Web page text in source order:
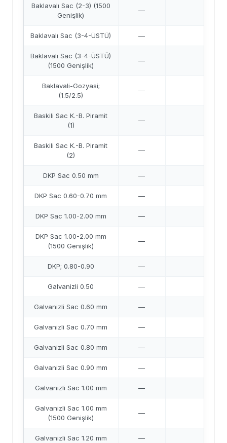
Baklavalı Sac (2-3) (1500
Genişlik)
—
Baklavalı Sac (3-4-ÜSTÜ) —
Baklavalı Sac (3-4-ÜSTÜ)
(1500 Genişlik)
—
Baklavali-Gozyasi;
(1.5/2.5)
—
Baskili Sac K.-B. Piramit
(1)
—
Baskili Sac K.-B. Piramit
(2)
—
DKP Sac 0.50 mm —
DKP Sac 0.60-0.70 mm —
DKP Sac 1.00-2.00 mm —
DKP Sac 1.00-2.00 mm
(1500 Genişlik)
—
DKP; 0.80-0.90 —
Galvanizli 0.50 —
Galvanizli Sac 0.60 mm —
Galvanizli Sac 0.70 mm —
Galvanizli Sac 0.80 mm —
Galvanizli Sac 0.90 mm —
Galvanizli Sac 1.00 mm —
Galvanizli Sac 1.00 mm
(1500 Genişlik)
—
Galvanizli Sac 1.20 mm —